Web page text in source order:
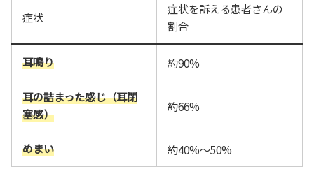
症状
症状を訴える患者さんの
割合
耳鳴り 約90%
耳の詰まった感じ（耳閉
塞感）
約66%
めまい 約40%～50%